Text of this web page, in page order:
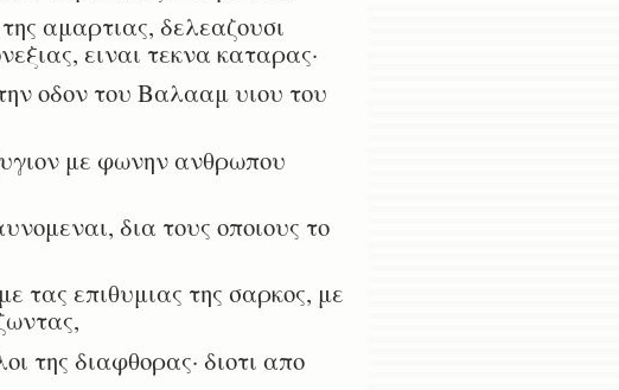
αμαρτιας, δελεαζουσι
ειναι τεκνα καταρας·
οδον του Βαλααμ υιου του
με φωνην ανθρωπου
δια τους οποιους το
τας επιθυμιας της σαρκος, με
της διαφθορας· διοτι απο